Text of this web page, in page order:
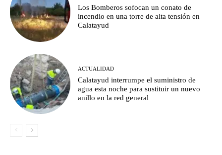
Los Bomberos sofocan un conato de
incendio en una torre de alta tensión en
Calatayud
ACTUALIDAD
Calatayud interrumpe el suministro de
agua esta noche para sustituir un nuevo
anillo en la red general